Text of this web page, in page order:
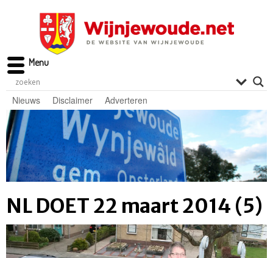
Nieuws Disclaimer Adverteren
NL DOET 22 maart 2014 (5)
Menu